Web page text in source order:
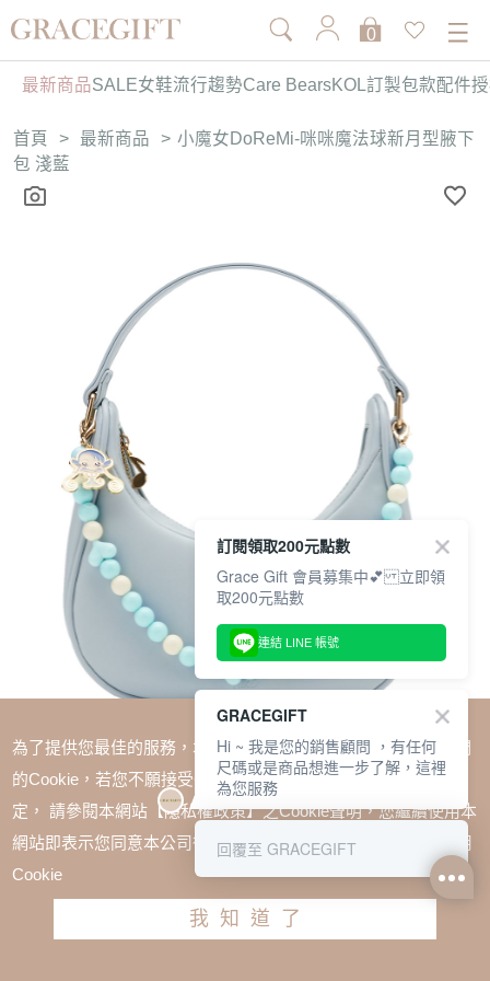
0
最新商品SALE女鞋流行趨勢Care BearsKOL訂製包款配件
首頁 > 最新商品 > 小魔女DoReMi-咪咪魔法球新月型腋下
包 淺藍
小魔女DoReMi-咪咪魔法球新月型腋下包 淺藍
為了提供您最佳的服務，本網站會在您的電腦中放置並取用我們
的Cookie，若您不願接受Cookie時應如何變更電腦的Cookie設
定， 請參閱本網站【隱私權政策】之Cookie聲明，您繼續使用本
網站即表示您同意本公司得按本網站使用條款之Cookie聲明使用
Cookie
我知道了
訂閱領取200元點數
Grace Gift 會員募集中💕 立即領
取200元點數
連結 LINE 帳號
GRACEGIFT
Hi ~ 我是您的銷售顧問 ，有任何
尺碼或是商品想進一步了解，這裡
為您服務
回覆至 GRACEGIFT